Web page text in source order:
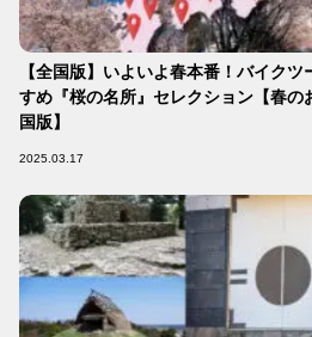
【全国版】いよいよ春本番！バイク
すめ『桜の名所』セレクション【春の
国版】
2025.03.17